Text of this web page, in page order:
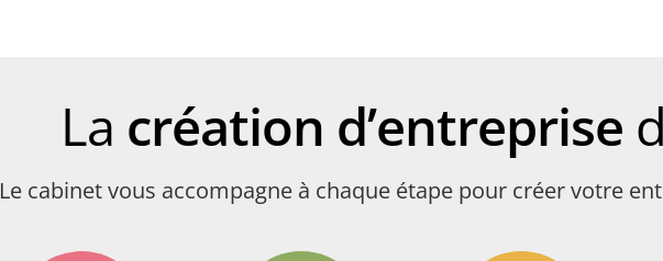
La création d’entreprise
Le cabinet vous accompagne à chaque étape pour créer votre